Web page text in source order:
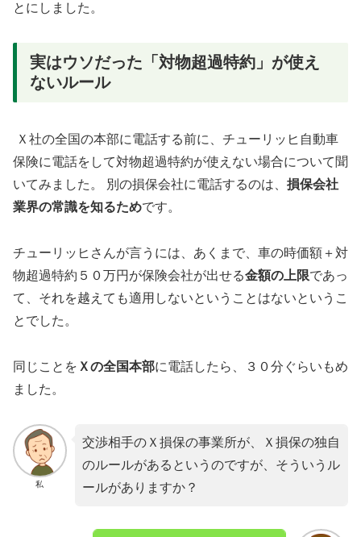
とにしました。
実はウソだった「対物超過特約」が使え
ないルール
Ｘ社の全国の本部に電話する前に、チューリッヒ自動車
保険に電話をして対物超過特約が使えない場合について聞
いてみました。 別の損保会社に電話するのは、 損保会社
業界の常識を知るためです。
チューリッヒさんが言うには、あくまで、車の時価額＋対
物超過特約５０万円が保険会社が出せる金額の上限であっ
て、それを越えても適用しないということはないというこ
とでした。
同じことを Ｘの全国本部に電話したら、３０分ぐらいもめ
ました。
私
交渉相手のＸ損保の事業所が、Ｘ損保の独自
のルールがあるというのですが、そういうル
ールがありますか？